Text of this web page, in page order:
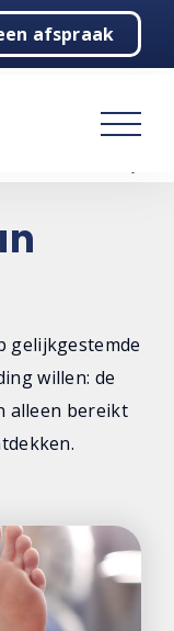
afspraak
gelijkgestemde
willen: de
alleen bereikt